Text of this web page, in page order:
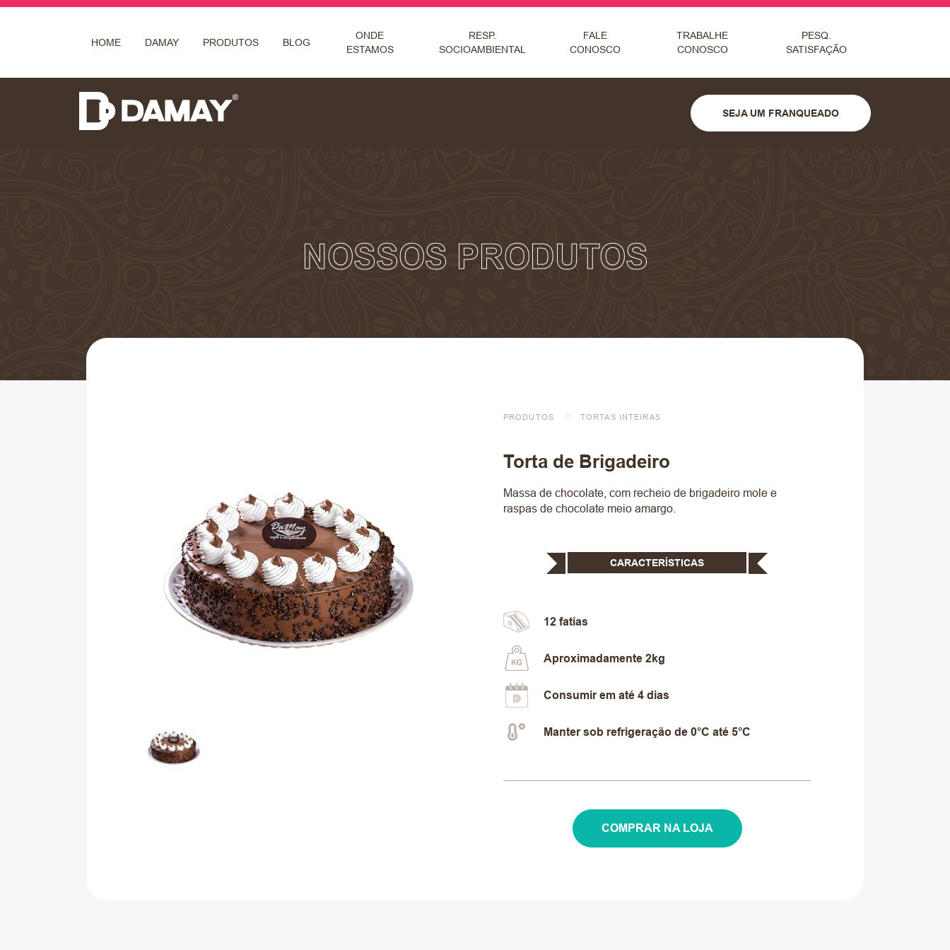
HOME DAMAY PRODUTOS BLOG
ONDE
ESTAMOS
RESP.
SOCIOAMBIENTAL
FALE
CONOSCO
TRABALHE
CONOSCO
PESQ.
SATISFAÇÃO
SEJA UM FRANQUEADO
NOSSOS PRODUTOS
PRODUTOS > TORTAS INTEIRAS
Torta de Brigadeiro
Massa de chocolate, com recheio de brigadeiro mole e
raspas de chocolate meio amargo.
CARACTERÍSTICAS
12 fatias
Aproximadamente 2kg
Consumir em até 4 dias
Manter sob refrigeração de 0°C até 5°C
COMPRAR NA LOJA